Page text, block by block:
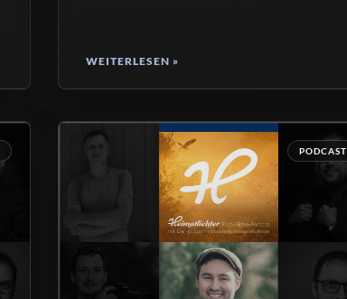
WEITERLESEN »
PODCAST